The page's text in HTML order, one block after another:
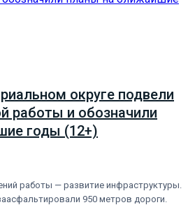
округе подвели
работы и обозначили
годы (12+)
работы — развитие инфраструктуры.
950 метров дороги.